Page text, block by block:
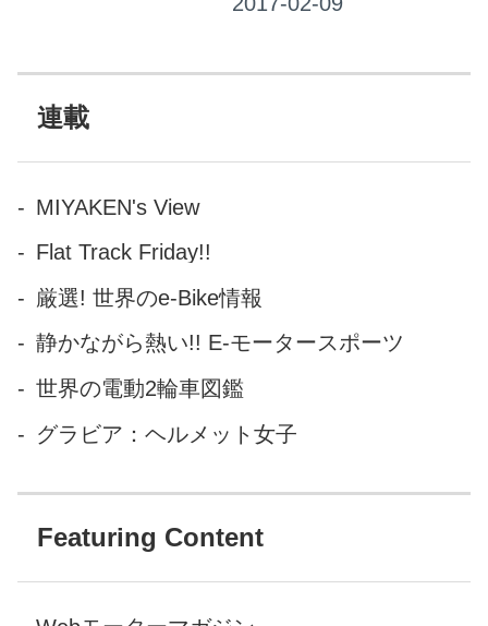
欲しくなったりするわけで
っ、とかね。 そんな我々の気
されたモデル）を5台、紹介す
連載
MIYAKEN's View
Flat Track Friday!!
厳選! 世界のe-Bike情報
静かながら熱い!! E-モータースポーツ
世界の電動2輪車図鑑
グラビア：ヘルメット女子
Featuring Content